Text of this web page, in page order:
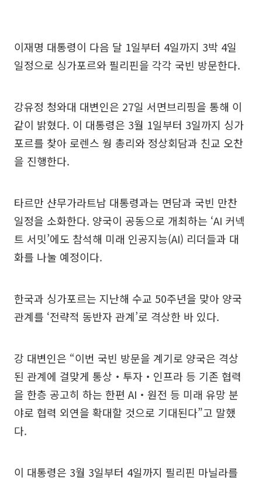
이재명 대통령이 다음 달 1일부터 4일까지 3박 4일
일정으로 싱가포르와 필리핀을 각각 국빈 방문한다.
강유정 청와대 대변인은 27일 서면브리핑을 통해 이
같이 밝혔다. 이 대통령은 3월 1일부터 3일까지 싱가
포르를 찾아 로렌스 웡 총리와 정상회담과 친교 오찬
을 진행한다.
타르만 샨무가라트남 대통령과는 면담과 국빈 만찬
일정을 소화한다. 양국이 공동으로 개최하는 ‘AI 커넥
트 서밋’에도 참석해 미래 인공지능(AI) 리더들과 대
화를 나눌 예정이다.
한국과 싱가포르는 지난해 수교 50주년을 맞아 양국
관계를 ‘전략적 동반자 관계’로 격상한 바 있다.
강 대변인은 “이번 국빈 방문을 계기로 양국은 격상
된 관계에 걸맞게 통상‧투자‧인프라 등 기존 협력
을 한층 공고히 하는 한편 AI‧원전 등 미래 유망 분
야로 협력 외연을 확대할 것으로 기대된다”고 말했
다.
이 대통령은 3월 3일부터 4일까지 필리핀 마닐라를